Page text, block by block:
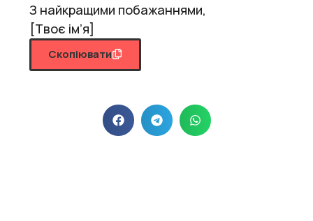
З найкращими побажаннями,
[Твоє ім’я]
Скопіювати